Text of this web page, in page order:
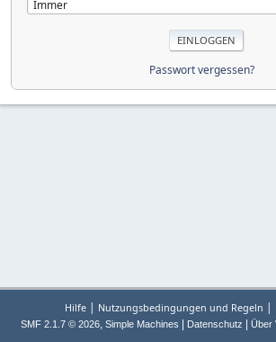
Passwort vergessen?
Hilfe | Nutzungsbedingungen und Regeln |
SMF 2.1.7 © 2026, Simple Machines Datenschutz Über